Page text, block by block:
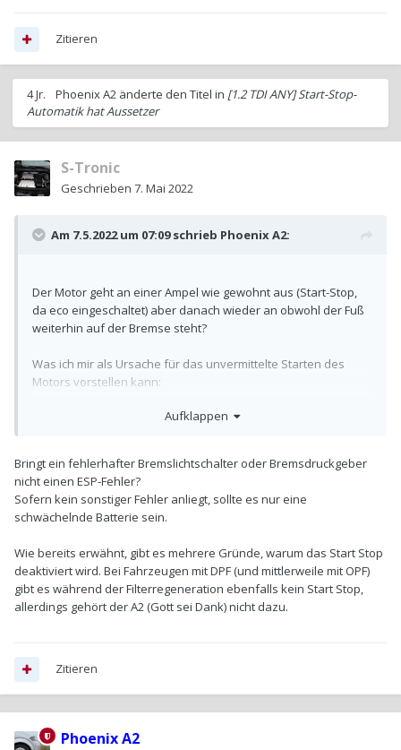
Zitieren
4 Jr. Phoenix A2 änderte den Titel in [1.2 TDI ANY] Start-Stop-
Automatik hat Aussetzer
S-Tronic
Geschrieben 7. Mai 2022
Am 7.5.2022 um 07:09 schrieb Phoenix A2:
Der Motor geht an einer Ampel wie gewohnt aus (Start-Stop,
da eco eingeschaltet) aber danach wieder an obwohl der Fuß
weiterhin auf der Bremse steht?
Was ich mir als Ursache für das unvermittelte Starten des
Motors vorstellen kann:
-Signal vom Bremslichtschalter liegt nicht sauber an
-Bordspannung geht während der Stop-Phase zu sehr runter
Aufklappen
Bringt ein fehlerhafter Bremslichtschalter oder Bremsdruckgeber
nicht einen ESP-Fehler?
Sofern kein sonstiger Fehler anliegt, sollte es nur eine
schwächelnde Batterie sein.
Wie bereits erwähnt, gibt es mehrere Gründe, warum das Start Stop
deaktiviert wird. Bei Fahrzeugen mit DPF (und mittlerweile mit OPF)
gibt es während der Filterregeneration ebenfalls kein Start Stop,
allerdings gehört der A2 (Gott sei Dank) nicht dazu.
Zitieren
Phoenix A2